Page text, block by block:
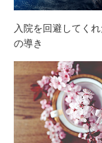
入院を回避してく
の導き